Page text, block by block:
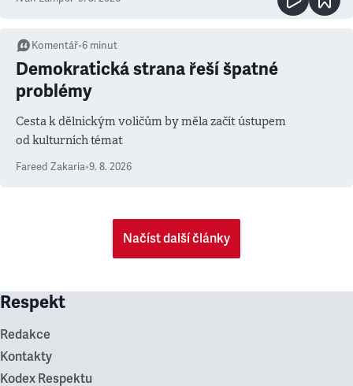
Komentář•6 minut
Demokratická strana řeší špatné
problémy
Cesta k dělnickým voličům by měla začít ústupem
od kulturních témat
Fareed Zakaria•9. 8. 2026
Načíst další články
Respekt
Redakce
Kontakty
Kodex Respektu